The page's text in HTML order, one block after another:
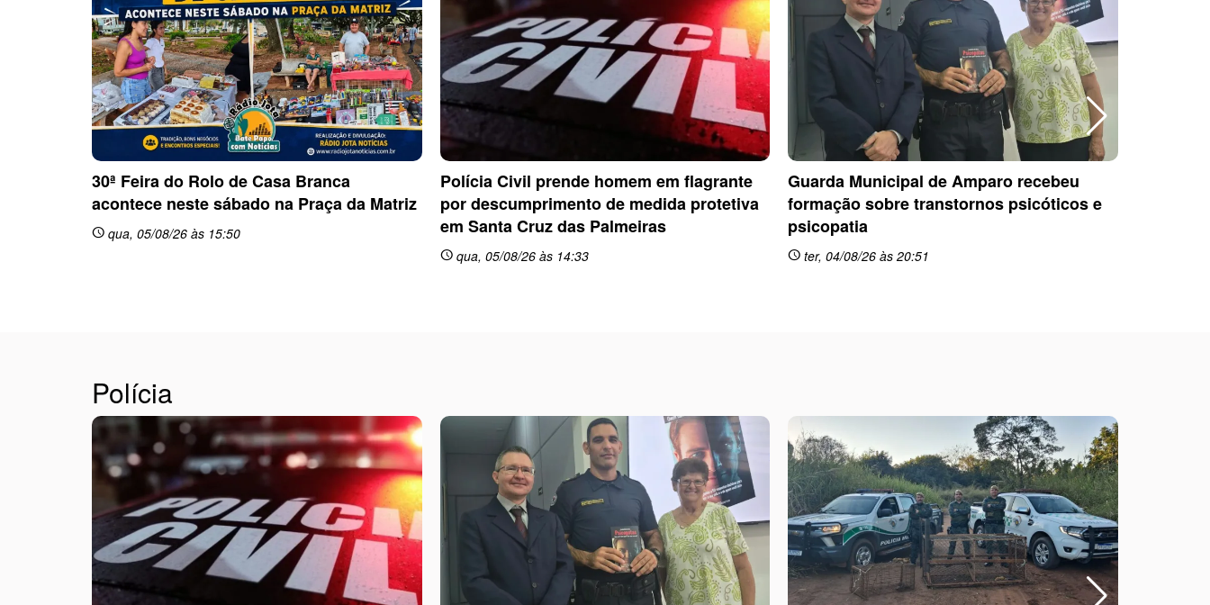
30ª Feira do Rolo de Casa Branca
acontece neste sábado na Praça da Matriz
schedule qua, 05/08/26 às 15:50
Polícia Civil prende homem em flagrante
por descumprimento de medida protetiva
em Santa Cruz das Palmeiras
schedulequa, 05/08/26 às 14:33
Guarda Municipal de Amparo recebeu
formação sobre transtornos psicóticos e
psicopatia
schedule ter, 04/08/26 às 20:51
Polícia